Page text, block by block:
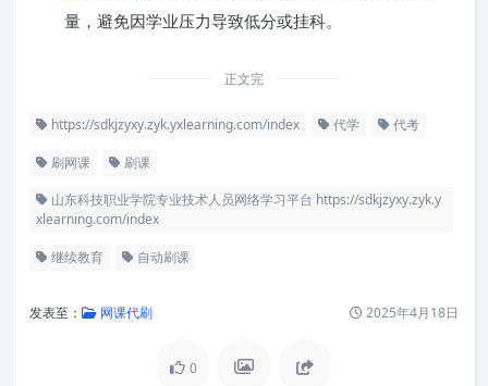
量，避免因学业压力导致低分或挂科。
正文完
https://sdkjzyxy.zyk.yxlearning.com/index 代学 代考
刷网课
刷课
山东科技职业学院专业技术人员网络学习平台 https://sdkjzyxy.zyk.y
xlearning.com/index
继续教育 自动刷课
发表至： 网课代刷 2025年4月18日
0